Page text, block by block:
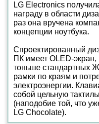
LG Electronics
награду в области
раз она вручена
концепции ноутбука.
Спроектированный
ПК имеет OLED-
тоньше стандартных
рамки по краям и
электроэнергии.
собой цельную
(наподобие той, что
LG Chocolate).